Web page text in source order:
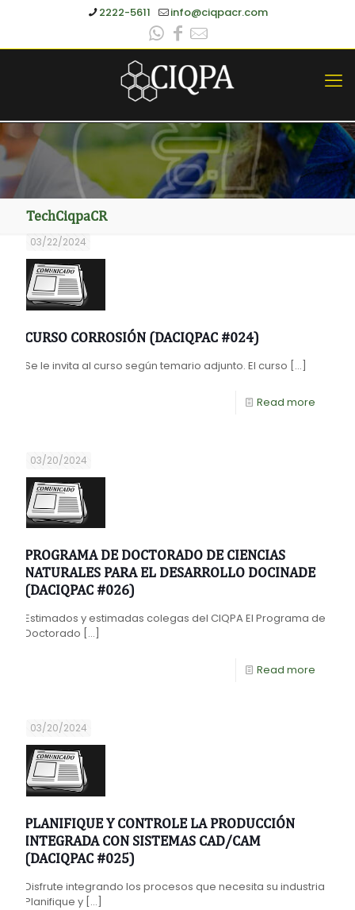
2222-5611 info@ciqpacr.com
TechCiqpaCR
03/22/2024
CURSO CORROSIÓN (DACIQPAC #024)
Se le invita al curso según temario adjunto. El curso […]
Read more
03/20/2024
PROGRAMA DE DOCTORADO DE CIENCIAS
NATURALES PARA EL DESARROLLO DOCINADE
(DACIQPAC #026)
Estimados y estimadas colegas del CIQPA El Programa de
Doctorado […]
Read more
03/20/2024
PLANIFIQUE Y CONTROLE LA PRODUCCIÓN
INTEGRADA CON SISTEMAS CAD/CAM
(DACIQPAC #025)
Disfrute integrando los procesos que necesita su industria
Planifique y […]